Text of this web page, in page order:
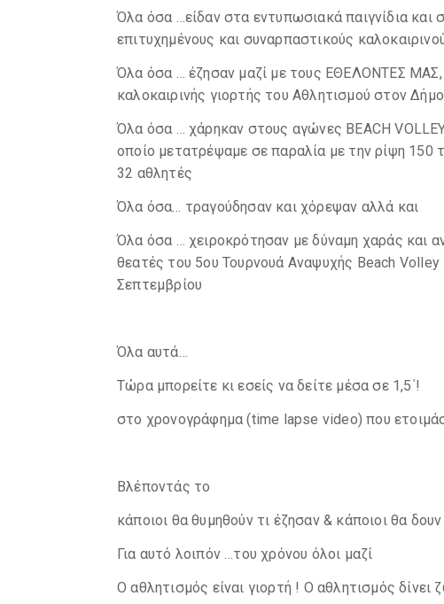
Όλα όσα …είδαν στα εντυπωσιακά παιγνίδια και
επιτυχημένους και συναρπαστικούς
Όλα όσα … έζησαν μαζί με τους ΕΘΕΛΟΝΤΕΣ
καλοκαιρινής γιορτής του Αθλητισμού στον
Όλα όσα … χάρηκαν στους αγώνες BEACH
οποίο μετατρέψαμε σε παραλία με την ρίψη 150
32 αθλητές
Όλα όσα… τραγούδησαν και χόρεψαν αλλά και
Όλα όσα … χειροκρότησαν με δύναμη χαράς και
θεατές του 5ου Τουρνουά Αναψυχής Beach
Σεπτεμβρίου
Όλα αυτά…
Τώρα μπορείτε κι εσείς να δείτε μέσα σε 1,5΄!
στο χρονογράφημα (time lapse video) που
Βλέποντάς το
κάποιοι θα θυμηθούν τι έζησαν & κάποιοι θα
Για αυτό λοιπόν …του χρόνου όλοι μαζί
Ο αθλητισμός είναι γιορτή ! Ο αθλητισμός δίνει